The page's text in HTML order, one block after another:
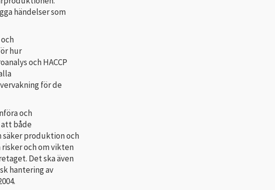
händelser som
hur
och HACCP
för de
och
både
säker produktion och
och om vikten
Det ska även
hantering av